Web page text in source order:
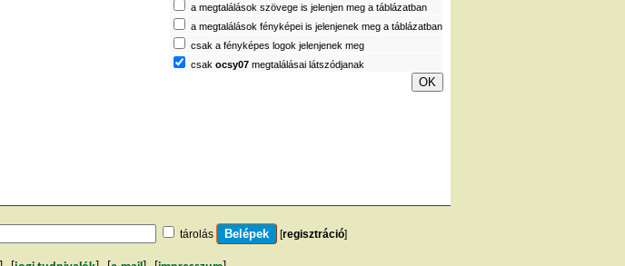
a megtalálások szövege is jelenjen meg a táblázatban
a megtalálások fényképei is jelenjenek meg a táblázatban
csak a fényképes logok jelenjenek meg
csak ocsy07 megtalálásai látszódjanak
tárolás [regisztráció]